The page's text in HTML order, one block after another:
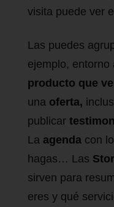
visita puede ver
Las puedes
ejemplo, entorno
producto que
una oferta,
publicar
La agenda con
hagas… Las
sirven para
eres y qué